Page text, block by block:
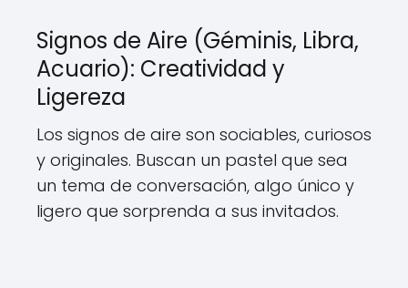
Signos de Aire (Géminis, Libra,
Acuario): Creatividad y
Ligereza
Los signos de aire son sociables, curiosos
y originales. Buscan un pastel que sea
un tema de conversación, algo único y
ligero que sorprenda a sus invitados.